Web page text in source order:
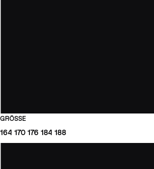
GRÖSSE
164 170 176 184 188